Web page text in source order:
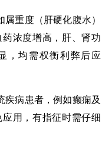
重度（肝硬化腹水）
浓度增高，肝、肾功
，均需权衡利弊后应
疾病患者，例如癫痫及
用，有指征时需仔细